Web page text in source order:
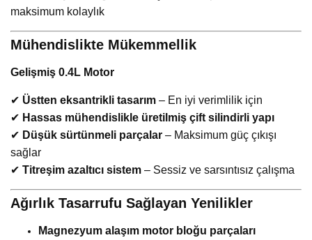
maksimum kolaylık
Mühendislikte Mükemmellik
Gelişmiş 0.4L Motor
✔ Üstten eksantrikli tasarım – En iyi verimlilik için
✔ Hassas mühendislikle üretilmiş çift silindirli yapı
✔ Düşük sürtünmeli parçalar – Maksimum güç çıkışı
sağlar
✔ Titreşim azaltıcı sistem – Sessiz ve sarsıntısız çalışma
Ağırlık Tasarrufu Sağlayan Yenilikler
Magnezyum alaşım motor bloğu parçaları